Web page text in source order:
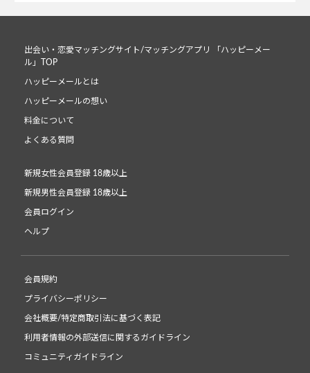
出会い・恋愛マッチングサイト/マッチングアプリ 「ハッピーメー
ル」TOP
ハッピーメールとは
ハッピーメールの想い
料金について
よくある質問
新規女性会員登録 18歳以上
新規男性会員登録 18歳以上
会員ログイン
ヘルプ
会員規約
プライバシーポリシー
会社概要/特定商取引法に基づく表記
利用者情報の外部送信に関するガイドライン
コミュニティガイドライン